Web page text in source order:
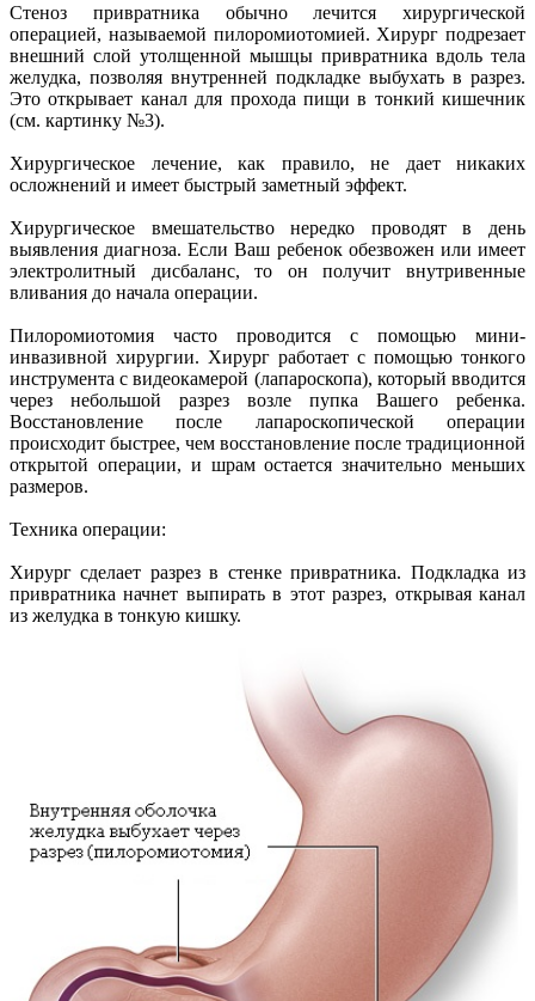
Стеноз привратника обычно лечится хирургической
операцией, называемой пилоромиотомией. Хирург подрезает
внешний слой утолщенной мышцы привратника вдоль тела
желудка, позволяя внутренней подкладке выбухать в разрез.
Это открывает канал для прохода пищи в тонкий кишечник
(см. картинку №3).
Хирургическое лечение, как правило, не дает никаких
осложнений и имеет быстрый заметный эффект.
Хирургическое вмешательство нередко проводят в день
выявления диагноза. Если Ваш ребенок обезвожен или имеет
электролитный дисбаланс, то он получит внутривенные
вливания до начала операции.
Пилоромиотомия часто проводится с помощью мини-
инвазивной хирургии. Хирург работает с помощью тонкого
инструмента с видеокамерой (лапароскопа), который вводится
через небольшой разрез возле пупка Вашего ребенка.
Восстановление после лапароскопической операции
происходит быстрее, чем восстановление после традиционной
открытой операции, и шрам остается значительно меньших
размеров.
Техника операции:
Хирург сделает разрез в стенке привратника. Подкладка из
привратника начнет выпирать в этот разрез, открывая канал
из желудка в тонкую кишку.